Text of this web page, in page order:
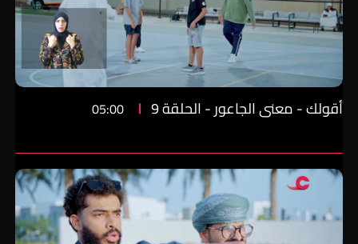
أقولك - معنى الجاعور - الحلقة 9 05:00